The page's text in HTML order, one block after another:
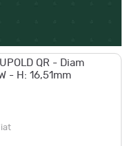
QR - Diam
- H: 16,51mm